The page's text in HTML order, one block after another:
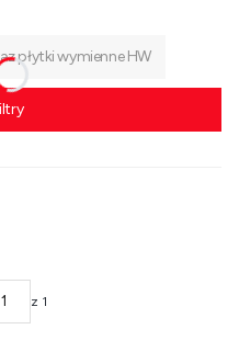
płytki wymienne HW
z 1